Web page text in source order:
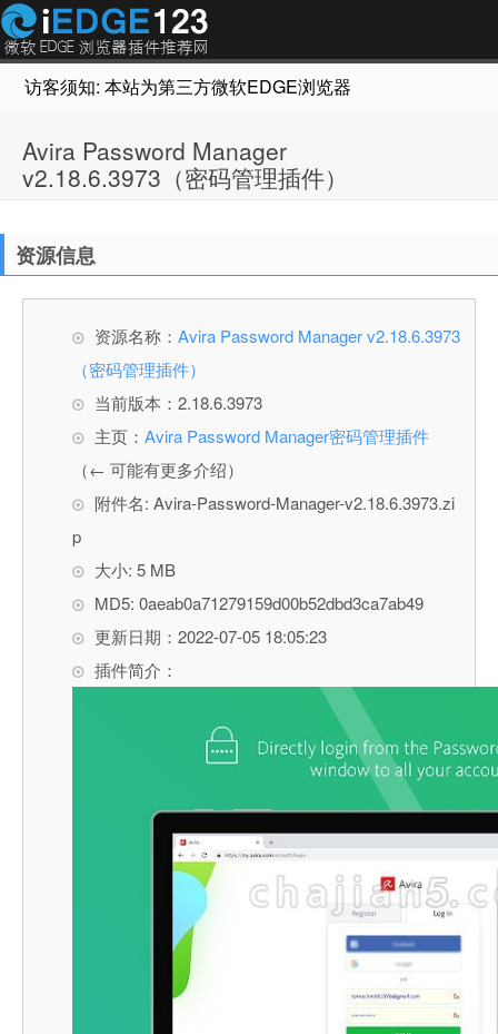
访客须知: 本站为第三方微软EDGE浏览器插件推荐网站，
Avira Password Manager
v2.18.6.3973（密码管理插件）
资源信息
资源名称： Avira Password Manager v2.18.6.3973
（密码管理插件）
当前版本：2.18.6.3973
主页： Avira Password Manager密码管理插件
（← 可能有更多介绍）
附件名: Avira-Password-Manager-v2.18.6.3973.zi
p
大小: 5 MB
MD5: 0aeab0a71279159d00b52dbd3ca7ab49
更新日期：2022-07-05 18:05:23
插件简介：